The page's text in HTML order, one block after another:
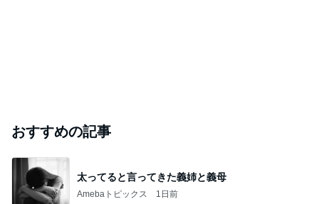
おすすめの記事
太ってると言ってきた義姉と義母
Amebaトピックス 1日前